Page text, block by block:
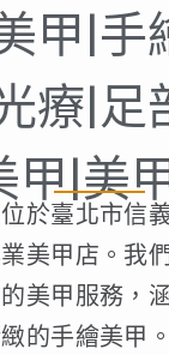
甲|手
療|足
甲|美
於臺北市信
美甲店。我
美甲服務，
的手繪美甲